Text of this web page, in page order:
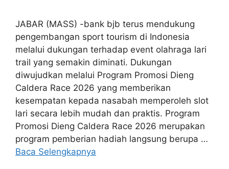
JABAR (MASS) -bank bjb terus mendukung
pengembangan sport tourism di Indonesia
melalui dukungan terhadap event olahraga lari
trail yang semakin diminati. Dukungan
diwujudkan melalui Program Promosi Dieng
Caldera Race 2026 yang memberikan
kesempatan kepada nasabah memperoleh slot
lari secara lebih mudah dan praktis. Program
Promosi Dieng Caldera Race 2026 merupakan
program pemberian hadiah langsung berupa …
Baca Selengkapnya